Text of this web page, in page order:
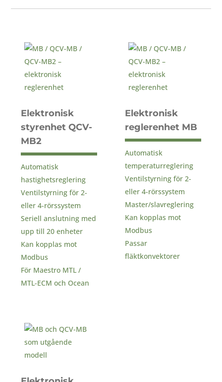
Elektronisk
styrenhet QCV-
MB2
Automatisk
hastighetsreglering
Ventilstyrning för 2-
eller 4-rörssystem
Seriell anslutning med
upp till 20 enheter
Kan kopplas mot
Modbus
För Maestro MTL /
MTL-ECM och Ocean
Elektronisk
reglerenhet MB
Automatisk
temperaturreglering
Ventilstyrning för 2-
eller 4-rörssystem
Master/slavreglering
Kan kopplas mot
Modbus
Passar
fläktkonvektorer